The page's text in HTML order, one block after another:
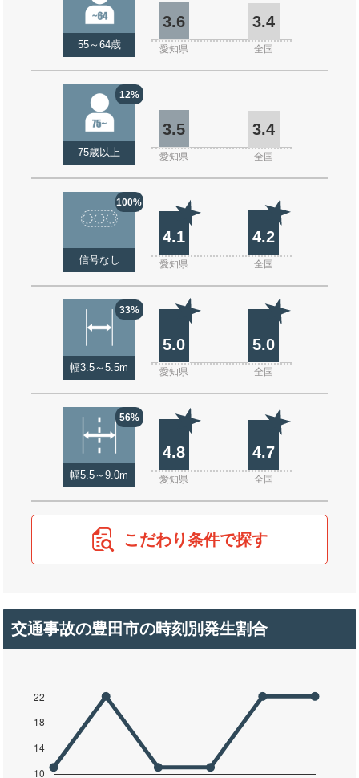
55～64歳
3.6 3.4
愛知県 全国
12%
75歳以上
3.5 3.4
愛知県 全国
100%
信号なし
4.1 4.2
愛知県 全国
33%
幅3.5～5.5m
5.0 5.0
愛知県 全国
56%
幅5.5～9.0m
4.8 4.7
愛知県 全国
こだわり条件で探す
交通事故の豊田市の時刻別発生割合